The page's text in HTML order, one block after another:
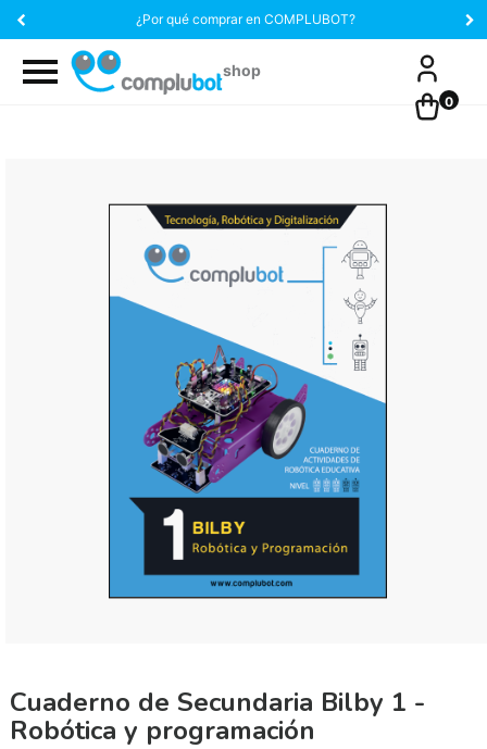
¿Por qué comprar en COMPLUBOT?
0
Cuaderno de Secundaria Bilby 1 -
Robótica y programación